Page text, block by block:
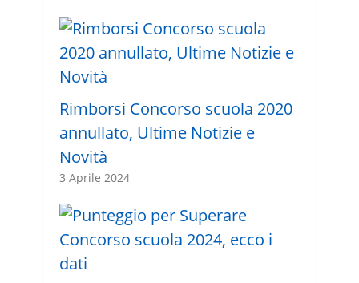
Rimborsi Concorso scuola 2020
annullato, Ultime Notizie e
Novità
3 Aprile 2024